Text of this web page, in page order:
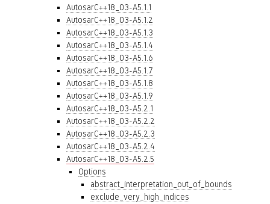
AutosarC++18_03-A5.1.1
AutosarC++18_03-A5.1.2
AutosarC++18_03-A5.1.3
AutosarC++18_03-A5.1.4
AutosarC++18_03-A5.1.6
AutosarC++18_03-A5.1.7
AutosarC++18_03-A5.1.8
AutosarC++18_03-A5.1.9
AutosarC++18_03-A5.2.1
AutosarC++18_03-A5.2.2
AutosarC++18_03-A5.2.3
AutosarC++18_03-A5.2.4
AutosarC++18_03-A5.2.5
Options
abstract_interpretation_out_of_bounds
exclude_very_high_indices